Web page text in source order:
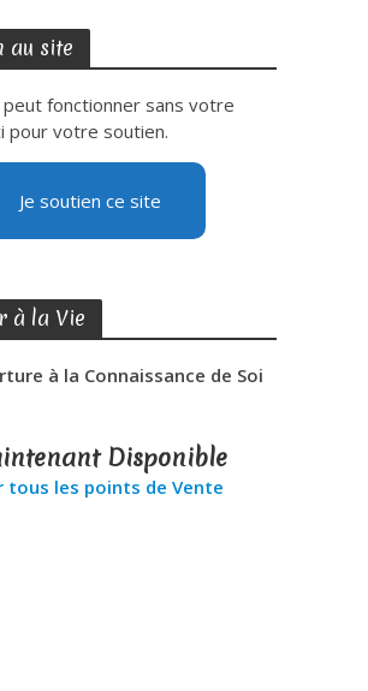
au site
peut fonctionner sans votre
pour votre soutien.
Je soutien ce site
à la Vie
à la Connaissance de Soi
Disponible
tous les points de Vente